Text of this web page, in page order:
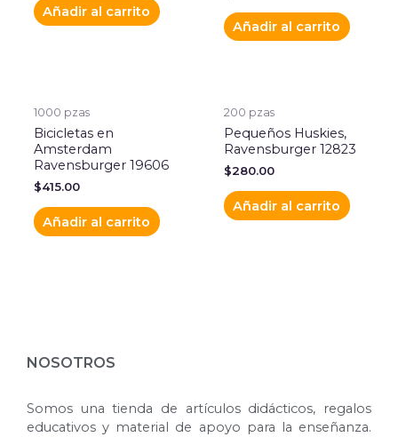
Añadir al carrito
Añadir al carrito
1000 pzas
Bicicletas en
Amsterdam
Ravensburger 19606
$415.00
Añadir al carrito
200 pzas
Pequeños Huskies,
Ravensburger 12823
$280.00
Añadir al carrito
NOSOTROS
Somos una tienda de artículos didácticos, regalos
educativos y material de apoyo para la enseñanza.